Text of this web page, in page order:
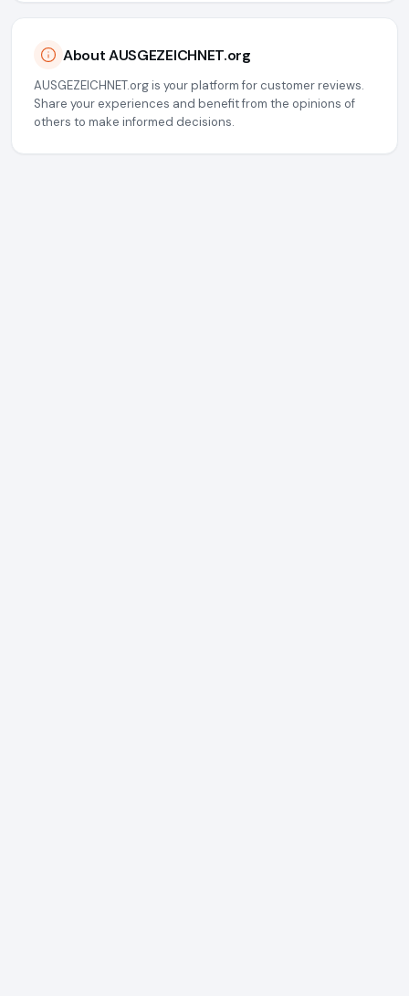
About AUSGEZEICHNET.org
AUSGEZEICHNET.org is your platform for customer reviews.
Share your experiences and benefit from the opinions of
others to make informed decisions.